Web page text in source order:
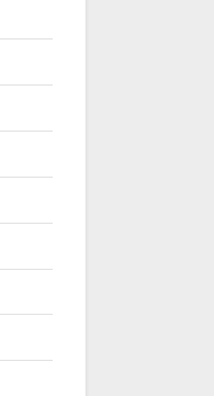
Watsa : une vingtaine